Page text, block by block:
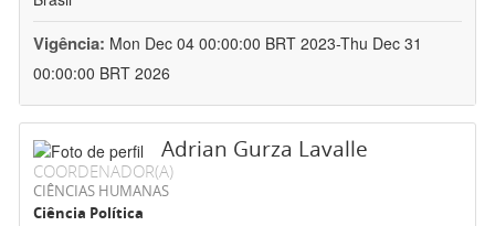
Vigência: Mon Dec 04 00:00:00 BRT 2023-Thu Dec 31
00:00:00 BRT 2026
Adrian Gurza Lavalle
COORDENADOR(A)
CIÊNCIAS HUMANAS
Ciência Política